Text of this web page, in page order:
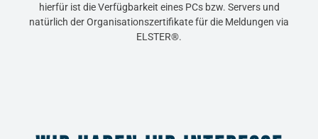
hierfür ist die Verfügbarkeit eines PCs bzw. Servers und
natürlich der Organisationszertifikate für die Meldungen via
ELSTER®.